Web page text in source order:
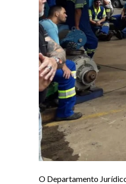
O Departamento